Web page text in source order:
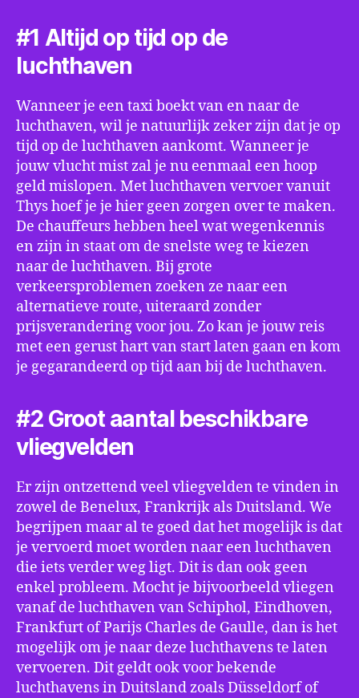
#1 Altijd op tijd op de
luchthaven
Wanneer je een taxi boekt van en naar de
luchthaven, wil je natuurlijk zeker zijn dat je op
tijd op de luchthaven aankomt. Wanneer je
jouw vlucht mist zal je nu eenmaal een hoop
geld mislopen. Met luchthaven vervoer vanuit
Thys hoef je je hier geen zorgen over te maken.
De chauffeurs hebben heel wat wegenkennis
en zijn in staat om de snelste weg te kiezen
naar de luchthaven. Bij grote
verkeersproblemen zoeken ze naar een
alternatieve route, uiteraard zonder
prijsverandering voor jou. Zo kan je jouw reis
met een gerust hart van start laten gaan en kom
je gegarandeerd op tijd aan bij de luchthaven.
#2 Groot aantal beschikbare
vliegvelden
Er zijn ontzettend veel vliegvelden te vinden in
zowel de Benelux, Frankrijk als Duitsland. We
begrijpen maar al te goed dat het mogelijk is dat
je vervoerd moet worden naar een luchthaven
die iets verder weg ligt. Dit is dan ook geen
enkel probleem. Mocht je bijvoorbeeld vliegen
vanaf de luchthaven van Schiphol, Eindhoven,
Frankfurt of Parijs Charles de Gaulle, dan is het
mogelijk om je naar deze luchthavens te laten
vervoeren. Dit geldt ook voor bekende
luchthavens in Duitsland zoals Düsseldorf of